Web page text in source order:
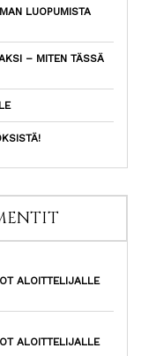
LUOPUMISTA
– MITEN TÄSSÄ
ALOITTELIJALLE
ALOITTELIJALLE